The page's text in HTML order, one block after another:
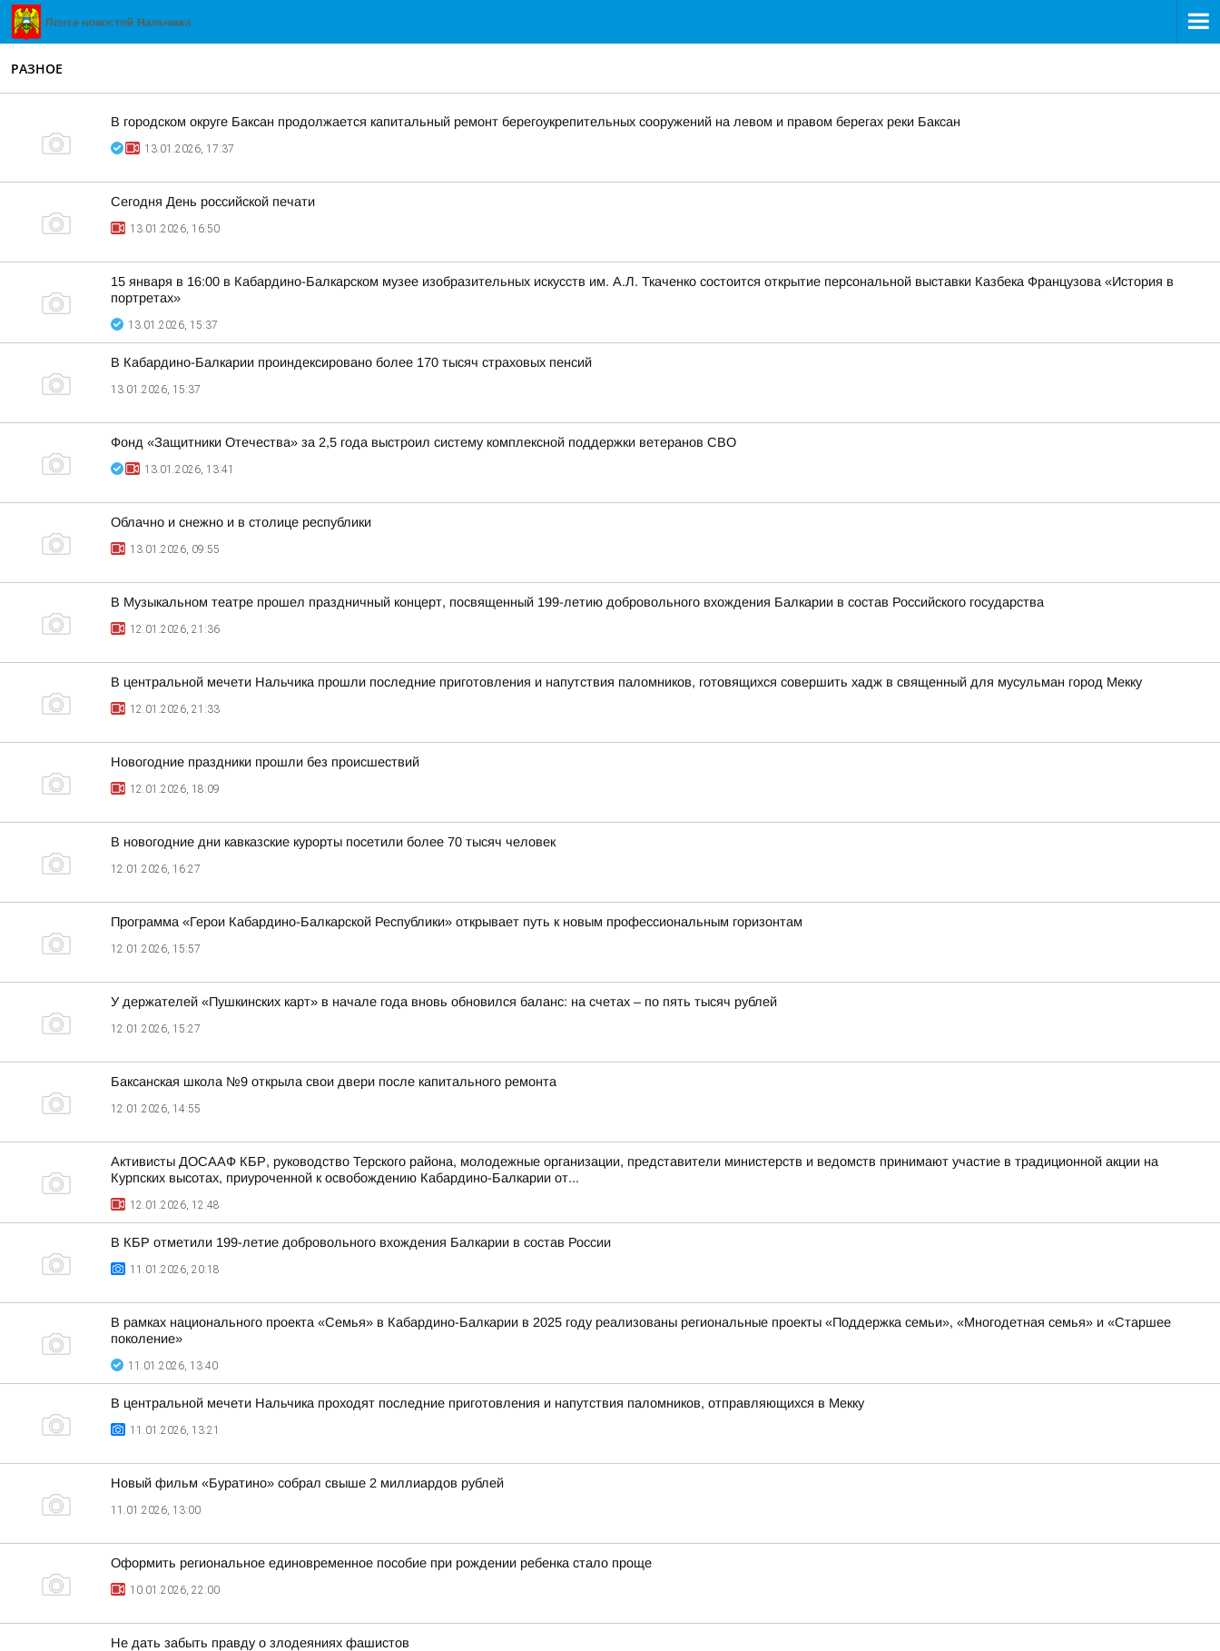
РАЗНОЕ
В городском округе Баксан продолжается капитальный ремонт берегоукрепительных сооружений на левом и правом берегах реки Баксан
13.01.2026, 17:37
Сегодня День российской печати
13.01.2026, 16:50
15 января в 16:00 в Кабардино-Балкарском музее изобразительных искусств им. А.Л. Ткаченко состоится открытие персональной выставки Казбека Французова «История в
портретах»
13.01.2026, 15:37
В Кабардино-Балкарии проиндексировано более 170 тысяч страховых пенсий
13.01.2026, 15:37
Фонд «Защитники Отечества» за 2,5 года выстроил систему комплексной поддержки ветеранов СВО
13.01.2026, 13:41
Облачно и снежно и в столице республики
13.01.2026, 09:55
В Музыкальном театре прошел праздничный концерт, посвященный 199-летию добровольного вхождения Балкарии в состав Российского государства
12.01.2026, 21:36
В центральной мечети Нальчика прошли последние приготовления и напутствия паломников, готовящихся совершить хадж в священный для мусульман город Мекку
12.01.2026, 21:33
Новогодние праздники прошли без происшествий
12.01.2026, 18:09
В новогодние дни кавказские курорты посетили более 70 тысяч человек
12.01.2026, 16:27
Программа «Герои Кабардино-Балкарской Республики» открывает путь к новым профессиональным горизонтам
12.01.2026, 15:57
У держателей «Пушкинских карт» в начале года вновь обновился баланс: на счетах – по пять тысяч рублей
12.01.2026, 15:27
Баксанская школа №9 открыла свои двери после капитального ремонта
12.01.2026, 14:55
Активисты ДОСААФ КБР, руководство Терского района, молодежные организации, представители министерств и ведомств принимают участие в традиционной акции на
Курпских высотах, приуроченной к освобождению Кабардино-Балкарии от...
12.01.2026, 12:48
В КБР отметили 199-летие добровольного вхождения Балкарии в состав России
11.01.2026, 20:18
В рамках национального проекта «Семья» в Кабардино-Балкарии в 2025 году реализованы региональные проекты «Поддержка семьи», «Многодетная семья» и «Старшее
поколение»
11.01.2026, 13:40
В центральной мечети Нальчика проходят последние приготовления и напутствия паломников, отправляющихся в Мекку
11.01.2026, 13:21
Новый фильм «Буратино» собрал свыше 2 миллиардов рублей
11.01.2026, 13:00
Оформить региональное единовременное пособие при рождении ребенка стало проще
10.01.2026, 22:00
Не дать забыть правду о злодеяниях фашистов